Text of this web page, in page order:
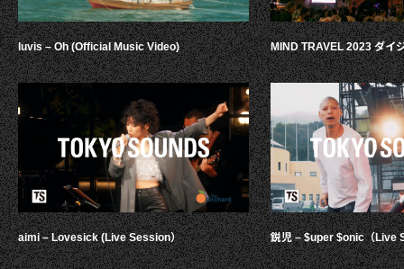
luvis – Oh (Official Music Video)
aimi – Lovesick (Live Session）
MIND TRAVEL 2023 ダイ
鋭児 – $uper $onic（Live